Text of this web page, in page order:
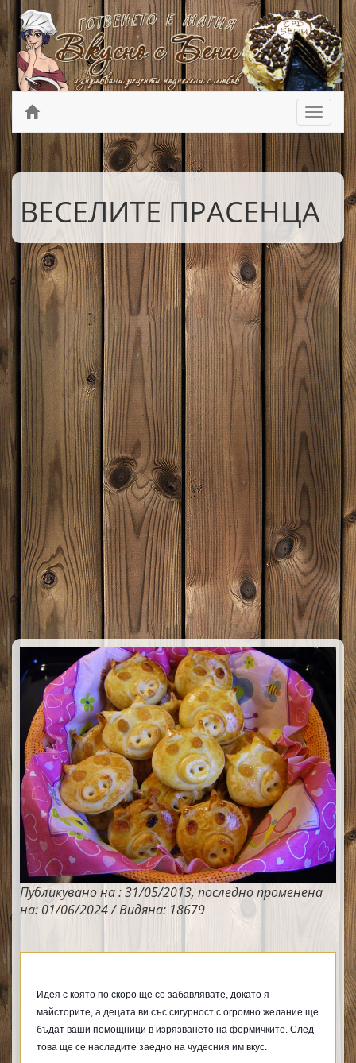
ВЕСЕЛИТЕ ПРАСЕНЦА
Публикувано на : 31/05/2013, последно променена
на: 01/06/2024 / Видяна: 18679
Идея с която по скоро ще се забавлявате, докато я
майсторите, а децата ви със сигурност с огромно желание ще
бъдат ваши помощници в изрязването на формичките. След
това ще се насладите заедно на чудесния им вкус.